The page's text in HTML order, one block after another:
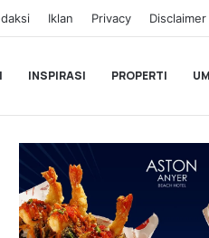
Iklan Privacy Disclaimer
INSPIRASI PROPERTI